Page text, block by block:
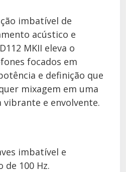
imbatível de
acústico e
MKII eleva o
focados em
e definição que
mixagem em uma
vibrante e envolvente.
imbatível e
de 100 Hz.